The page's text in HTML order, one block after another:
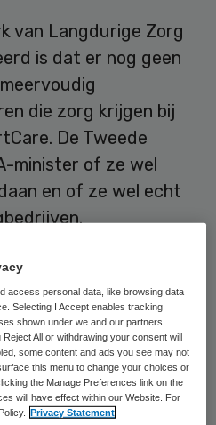
van Langdurige Zorg
is dat er nog geen
die zorg krijgen bij
De Tweede
minister of ze wel
en of ze wel echt
vier zorgvilla’s
kinderen
week naartoe kunnen.
en eigenaar B.
omdat ze niet
access personal data, like browsing data
Selecting I Accept enables tracking
shown under we and our partners
All or withdrawing your consent will
some content and ads you see may not
this menu to change your choices or
the Manage Preferences link on the
will have effect within our Website. For
Privacy Statement